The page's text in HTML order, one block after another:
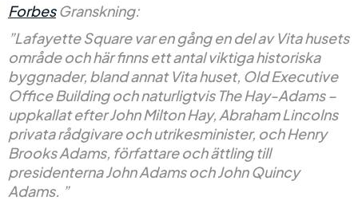
ForbesGranskning:
”Lafayette Square var en gång en del av Vita husets
område och här finns ett antal viktiga historiska
byggnader, bland annat Vita huset, Old Executive
Office Building och naturligtvis The Hay-Adams –
uppkallat efter John Milton Hay, Abraham Lincolns
privata rådgivare och utrikesminister, och Henry
Brooks Adams, författare och ättling till
presidenterna John Adams och John Quincy
Adams. ”